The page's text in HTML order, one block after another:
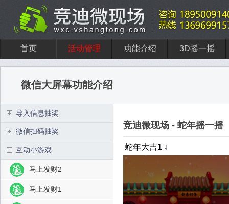
首页 活动管理 功能介绍 3D摇一摇
微信大屏幕功能介绍
导入信息抽奖
微信扫码抽奖
互动小游戏
马上发财2
马上发财1
竞迪微现场 - 蛇年摇一摇
蛇年大吉1